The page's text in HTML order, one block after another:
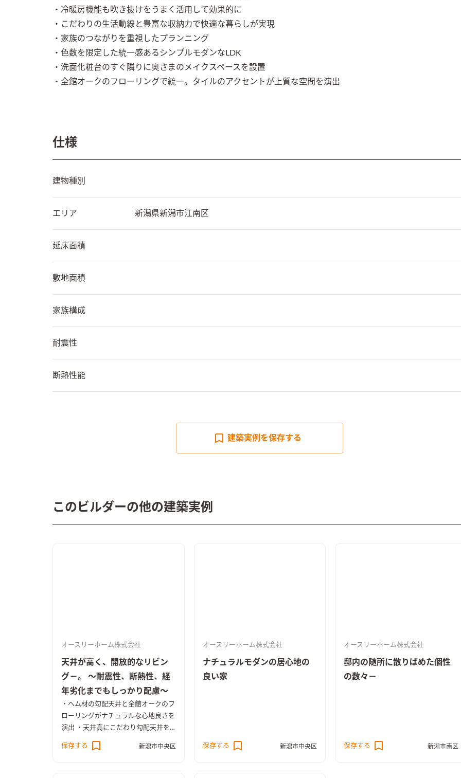
・冷暖房機能も吹き抜けをうまく活用して効果的に
・こだわりの生活動線と豊富な収納力で快適な暮らしが実現
・家族のつながりを重視したプランニング
・色数を限定した統一感あるシンプルモダンなLDK
・洗面化粧台のすぐ隣りに奥さまのメイクスペースを設置
・全館オークのフローリングで統一。タイルのアクセントが上質な空間を演出
仕様
建物種別
エリア 新潟県新潟市江南区
延床面積
敷地面積
家族構成
耐震性
断熱性能
建築実例を保存する
このビルダーの他の建築実例
オースリーホーム株式会社
天井が高く、開放的なリビン
グ－。 ～耐震性、断熱性、経
年劣化までもしっかり配慮～
・ヘム材の勾配天井と全館オークのフ
ローリングがナチュラルな心地良さを
演出 ・天井高にこだわり勾配天井を
採用した解放感にあふれるリビング
・高気密、高断熱仕様 ・制震ユニッ
保存する 新潟市中央区
オースリーホーム株式会社
ナチュラルモダンの居心地の
良い家
保存する 新潟市中央区
オースリーホーム株式会社
邸内の随所に散りばめた個性
の数々－
保存する 新潟市南区